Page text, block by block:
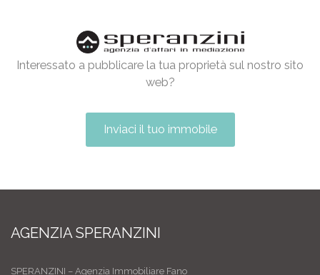
Interessato a pubblicare la tua proprietà sul nostro sito
web?
Inviaci il tuo immobile
AGENZIA SPERANZINI
SPERANZINI – Agenzia Immobiliare Fano